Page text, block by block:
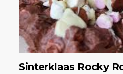
Sinterklaas Rocky